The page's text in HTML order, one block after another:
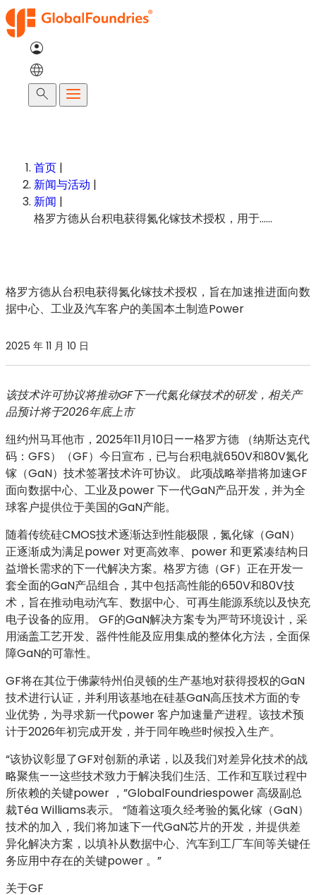
跳
至
搜
首页 |
新闻与活动 |
新闻 |
格罗方德从台积电获得氮化镓技术授权，用于……
格罗方德从台积电获得氮化镓技术授权，旨在加速推进面向数
据中心、工业及汽车客户的美国本土制造Power
2025 年 11 月 10 日
该技术许可协议将推动GF下一代氮化镓技术的研发，相关产
品预计将于2026年底上市
纽约州马耳他市，2025年11月10日——格罗方德
（纳斯达克代
码：GFS）（GF）今日宣布，已与台积电就650V和80V氮化
镓（GaN）技术签署技术许可协议。 此项战略举措将加速GF
面向数据中心、工业及power 下一代GaN产品开发，并为全
球客户提供位于美国的GaN产能。
随着传统硅CMOS技术逐渐达到性能极限，氮化镓（GaN）
正逐渐成为满足power 对更高效率、power 和更紧凑结构日
益增长需求的下一代解决方案。格罗方德（GF）正在开发一
套全面的GaN产品组合，其中包括高性能的650V和80V技
术，旨在推动电动汽车、数据中心、可再生能源系统以及快充
电子设备的应用。 GF的GaN解决方案专为严苛环境设计，采
用涵盖工艺开发、器件性能及应用集成的整体化方法，全面保
障GaN的可靠性。
GF将在其位于佛蒙特州伯灵顿的生产基地对获得授权的GaN
技术进行认证，并利用该基地在硅基GaN高压技术方面的专
业优势，为寻求新一代power 客户加速量产进程。该技术预
计于2026年初完成开发，并于同年晚些时候投入生产。
“该协议彰显了GF对创新的承诺，以及我们对差异化技术的战
略聚焦——这些技术致力于解决我们生活、工作和互联过程中
所依赖的关键power ，”GlobalFoundriespower 高级副总
裁Téa Williams表示。 “随着这项久经考验的氮化镓（GaN）
技术的加入，我们将加速下一代GaN芯片的开发，并提供差
异化解决方案，以填补从数据中心、汽车到工厂车间等关键任
务应用中存在的关键power 。”
关于GF